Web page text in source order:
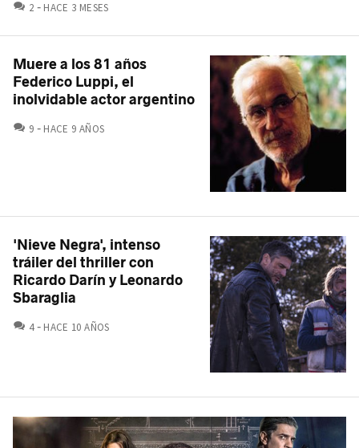
2 COMENTARIOS
HACE 3 MESES
Muere a los 81 años
Federico Luppi, el
inolvidable actor argentino
9 COMENTARIOS
HACE 9 AÑOS
'Nieve Negra', intenso
tráiler del thriller con
Ricardo Darín y Leonardo
Sbaraglia
4 COMENTARIOS
HACE 10 AÑOS